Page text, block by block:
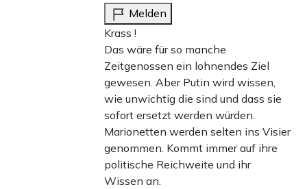
Melden
Krass !
Das wäre für so manche
Zeitgenossen ein lohnendes Ziel
gewesen. Aber Putin wird wissen,
wie unwichtig die sind und dass sie
sofort ersetzt werden würden.
Marionetten werden selten ins Visier
genommen. Kommt immer auf ihre
politische Reichweite und ihr
Wissen an.